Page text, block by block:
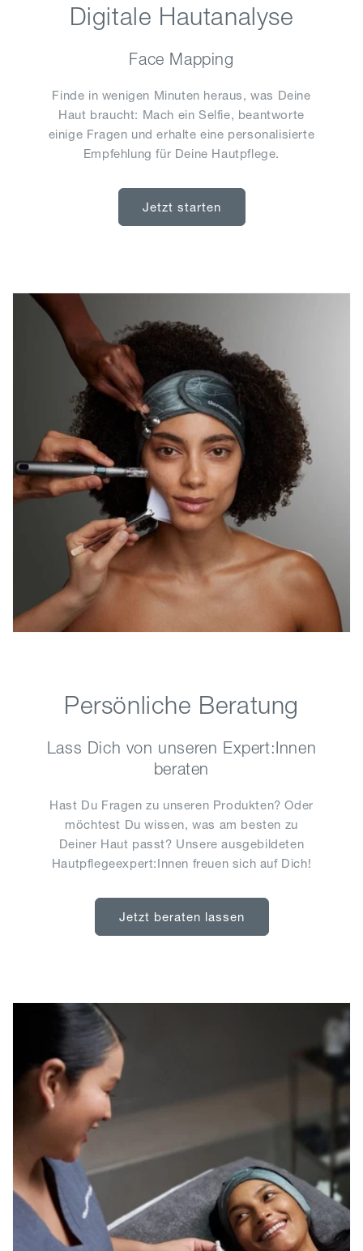
Digitale Hautanalyse
Face Mapping
Finde in wenigen Minuten heraus, was Deine
Haut braucht: Mach ein Selfie, beantworte
einige Fragen und erhalte eine personalisierte
Empfehlung für Deine Hautpflege.
Jetzt starten
Persönliche Beratung
Lass Dich von unseren Expert:Innen
beraten
Hast Du Fragen zu unseren Produkten? Oder
möchtest Du wissen, was am besten zu
Deiner Haut passt? Unsere ausgebildeten
Hautpflegeexpert:Innen freuen sich auf Dich!
Jetzt beraten lassen